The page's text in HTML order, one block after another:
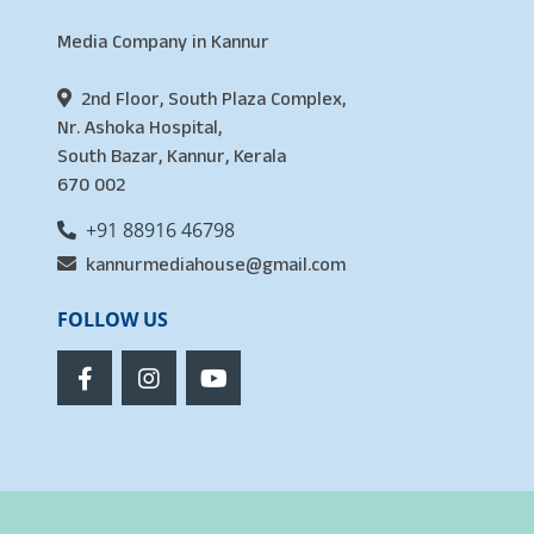
Media Company in Kannur
2nd Floor, South Plaza Complex,
Nr. Ashoka Hospital,
South Bazar, Kannur, Kerala
670 002
+91 88916 46798
kannurmediahouse@gmail.com
FOLLOW US